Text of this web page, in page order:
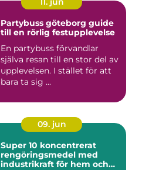
Partybuss göteborg guide
till en rörlig festupplevelse
En partybuss förvandlar
själva resan till en stor del av
upplevelsen. I stället för att
bara ta sig ...
09. jun
Super 10 koncentrerat
rengöringsmedel med
industrikraft för hem och